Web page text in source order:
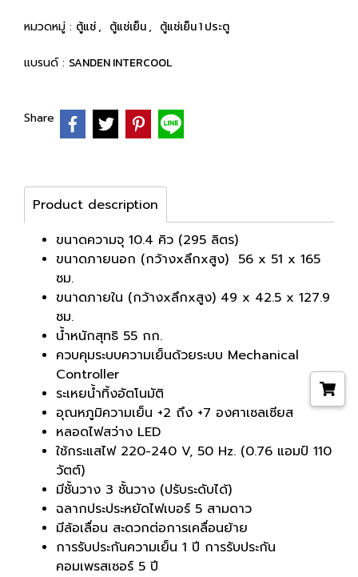
หมวดหมู่ : ตู้แช่, ตู้แช่เย็น, ตู้แช่เย็น 1 ประตู
แบรนด์ : SANDEN INTERCOOL
Share
Product description
ขนาดความจุ 10.4 คิว (295 ลิตร)
ขนาดภายนอก (กว้างxลึกxสูง) 56 x 51 x 165
ซม.
ขนาดภายใน (กว้างxลึกxสูง) 49 x 42.5 x 127.9
ซม.
น้ำหนักสุทธิ 55 กก.
ควบคุมระบบความเย็นด้วยระบบ Mechanical
Controller
ระเหยน้ำทิ้งอัตโนมัติ
อุณหภูมิความเย็น +2 ถึง +7 องศาเซลเซียส
หลอดไฟสว่าง LED
ใช้กระแสไฟ 220-240 V, 50 Hz. (0.76 แอมป์ 110
วัตต์)
มีชั้นวาง 3 ชั้นวาง (ปรับระดับได้)
ฉลากประประหยัดไฟเบอร์ 5 สามดาว
มีล้อเลื่อน สะดวกต่อการเคลื่อนย้าย
การรับประกันความเย็น 1 ปี การรับประกัน
คอมเพรสเซอร์ 5 ปี